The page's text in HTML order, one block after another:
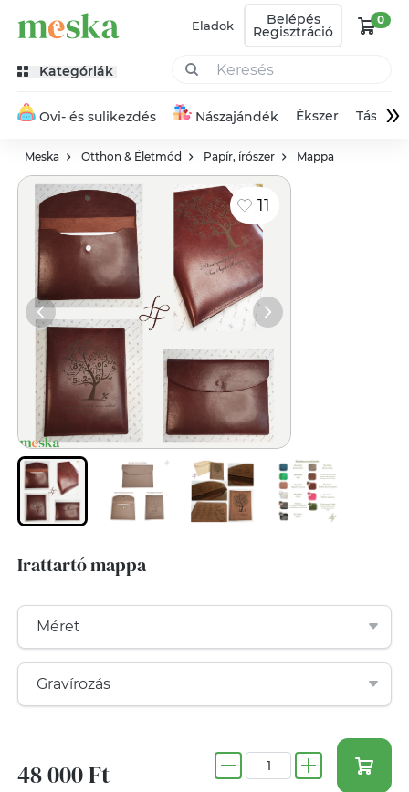
Eladok Belépés
Regisztráció
0
Kategóriák
Ovi- és sulikezdés Nászajándék Ékszer Táska»
Meska Otthon & Életmód Papír, írószer Mappa
11
Irattartó mappa
48 000 Ft